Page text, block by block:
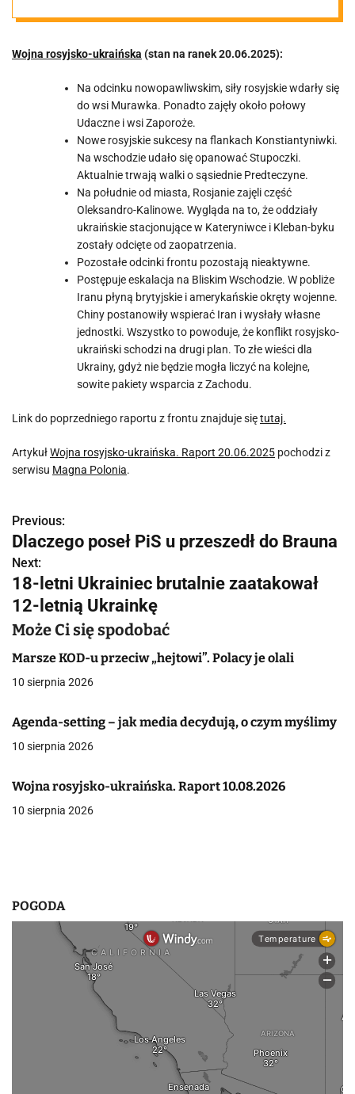
20.06.2025
Wojna rosyjsko-ukraińska (stan na ranek 20.06.2025):
Na odcinku nowopawliwskim, siły rosyjskie wdarły się
do wsi Murawka. Ponadto zajęły około połowy
Udaczne i wsi Zaporoże.
Nowe rosyjskie sukcesy na flankach Konstiantyniwki.
Na wschodzie udało się opanować Stupoczki.
Aktualnie trwają walki o sąsiednie Predteczyne.
Na południe od miasta, Rosjanie zajęli część
Oleksandro-Kalinowe. Wygląda na to, że oddziały
ukraińskie stacjonujące w Kateryniwce i Kleban-byku
zostały odcięte od zaopatrzenia.
Pozostałe odcinki frontu pozostają nieaktywne.
Postępuje eskalacja na Bliskim Wschodzie. W pobliże
Iranu płyną brytyjskie i amerykańskie okręty wojenne.
Chiny postanowiły wspierać Iran i wysłały własne
jednostki. Wszystko to powoduje, że konflikt rosyjsko-
ukraiński schodzi na drugi plan. To złe wieści dla
Ukrainy, gdyż nie będzie mogła liczyć na kolejne,
sowite pakiety wsparcia z Zachodu.
Link do poprzedniego raportu z frontu znajduje siętutaj.
ArtykułWojna rosyjsko-ukraińska. Raport 20.06.2025 pochodzi z
serwisu Magna Polonia.
N
a
w
i
a
w
u
Previous:
Dlaczego poseł PiS u przeszedł do Brauna
Next:
18-letni Ukrainiec brutalnie zaatakował
12-letnią Ukrainkę
Może Ci się spodobać
Marsze KOD-u przeciw „hejtowi”. Polacy je olali
10 sierpnia 2026
Agenda-setting – jak media decydują, o czym myślimy
10 sierpnia 2026
Wojna rosyjsko-ukraińska. Raport 10.08.2026
10 sierpnia 2026
POGODA